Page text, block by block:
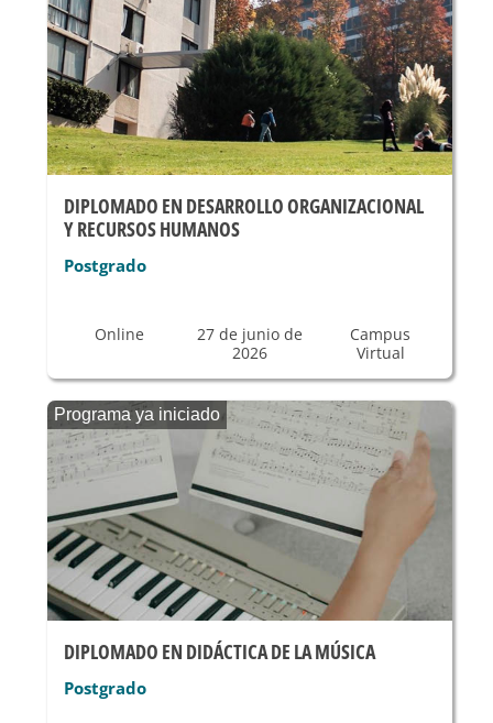
DIPLOMADO EN DESARROLLO ORGANIZACIONAL
Y RECURSOS HUMANOS
Postgrado
Online
27 de junio de
2026
Campus
Virtual
Programa ya iniciado
DIPLOMADO EN DIDÁCTICA DE LA MÚSICA
Postgrado